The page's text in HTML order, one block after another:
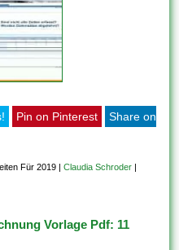
Pin on Pinterest
Share on
Für 2019 |Claudia Schroder |
Vorlage Pdf: 11